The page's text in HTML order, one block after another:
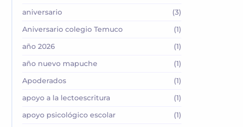
aniversario
(3)
Aniversario colegio Temuco
(1)
año 2026
(1)
año nuevo mapuche
(1)
Apoderados
(1)
apoyo a la lectoescritura
(1)
apoyo psicológico escolar
(1)